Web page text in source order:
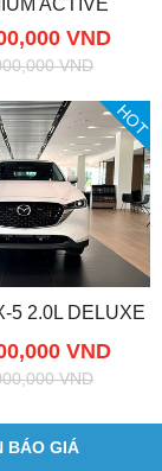
VND
VND
HOT
5 2.0L DELUXE
VND
VND
BÁO GIÁ